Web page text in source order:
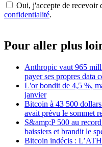
Oui, j'accepte de recevoir
confidentialité.
Pour aller plus
Anthropic vaut 965
payer ses propres data
L'or bondit de 4,5 %,
janvier
Bitcoin à 43 500
avait prévu le sommet
S&amp;P 500 au
baissiers et brandit le
Bitcoin indécis :